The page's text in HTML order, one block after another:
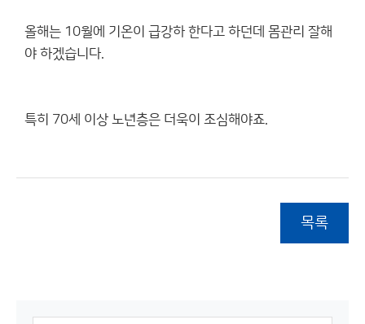
올해는 10월에 기온이 급강하 한다고 하던데 몸관리 잘해
야 하겠습니다.
특히 70세 이상 노년층은 더욱이 조심해야죠.
목록